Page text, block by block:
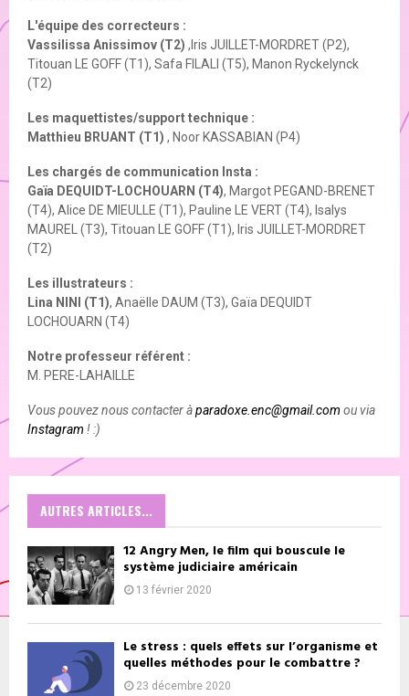
L'équipe des correcteurs :
Vassilissa Anissimov (T2) ,Iris JUILLET-MORDRET (P2),
Titouan LE GOFF (T1), Safa FILALI (T5), Manon Ryckelynck
(T2)
Les maquettistes/support technique :
Matthieu BRUANT (T1) , Noor KASSABIAN (P4)
Les chargés de communication Insta :
Gaïa DEQUIDT-LOCHOUARN (T4), Margot PEGAND-BRENET
(T4), Alice DE MIEULLE (T1), Pauline LE VERT (T4), Isalys
MAUREL (T3), Titouan LE GOFF (T1), Iris JUILLET-MORDRET
(T2)
Les illustrateurs :
Lina NINI (T1), Anaëlle DAUM (T3), Gaïa DEQUIDT
LOCHOUARN (T4)
Notre professeur référent :
M. PERE-LAHAILLE
Vous pouvez nous contacter àparadoxe.enc@gmail.com ou via
Instagram ! :)
AUTRES ARTICLES...
12 Angry Men, le film qui bouscule le
système judiciaire américain
13 février 2020
Le stress : quels effets sur l’organisme et
quelles méthodes pour le combattre ?
23 décembre 2020